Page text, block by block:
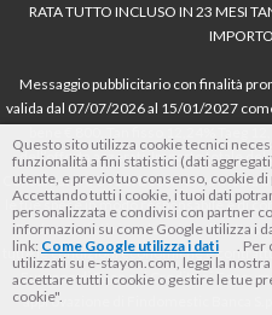
RATA TUTTO INCLUSO IN 23 MESI
Messaggio pubblicitario con finalità
valida dal 07/07/2026 al 15/01/2027
dell’offerta azzerati. Importo totale del
Consumatore € 920. Decorrenza media
le tue spese in modo responsabile e di
Findomestic ti ricorda, prima di
tutte le condizioni economiche e
Europee di Base sul Credito ai
approvazione di Findomestic Banca
Questo sito utilizza cookie tecnici
funzionalità a fini statistici (dati
utente, e previo tuo consenso, cookie
Accettando tutti i cookie, i tuoi dati
personalizzata e condivisi con partner
informazioni su come Google utilizza i
link: Come Google utilizza i dati
. Per
utilizzati su e-stayon.com, leggi la nostra
accettare tutti i cookie o gestire le tue
cookie".